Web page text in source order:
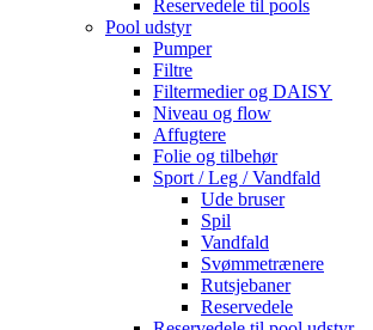
Reservedele til pools
Pool udstyr
Pumper
Filtre
Filtermedier og DAISY
Niveau og flow
Affugtere
Folie og tilbehør
Sport / Leg / Vandfald
Ude bruser
Spil
Vandfald
Svømmetrænere
Rutsjebaner
Reservedele